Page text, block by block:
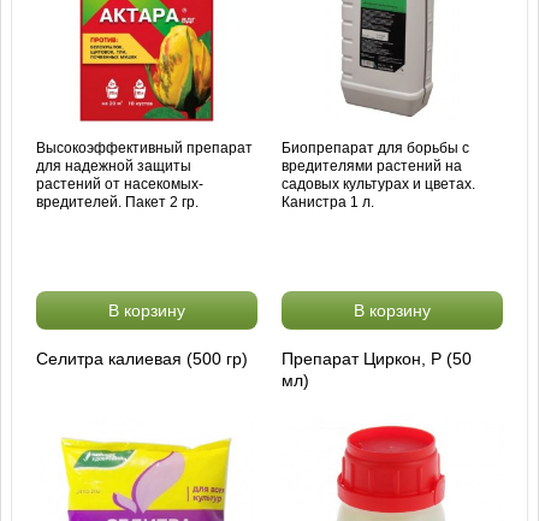
Высокоэффективный препарат
для надежной защиты
растений от насекомых-
вредителей. Пакет 2 гр.
В корзину
Биопрепарат для борьбы с
вредителями растений на
садовых культурах и цветах.
Канистра 1 л.
В корзину
Селитра калиевая (500 гр)
Препарат Циркон, Р (50
мл)